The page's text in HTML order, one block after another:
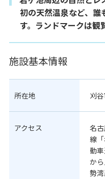
初の天然温泉など、誰
す。ランドマークは観
施設基本情報
所在地 刈
アクセス
名
線
動
か
勢